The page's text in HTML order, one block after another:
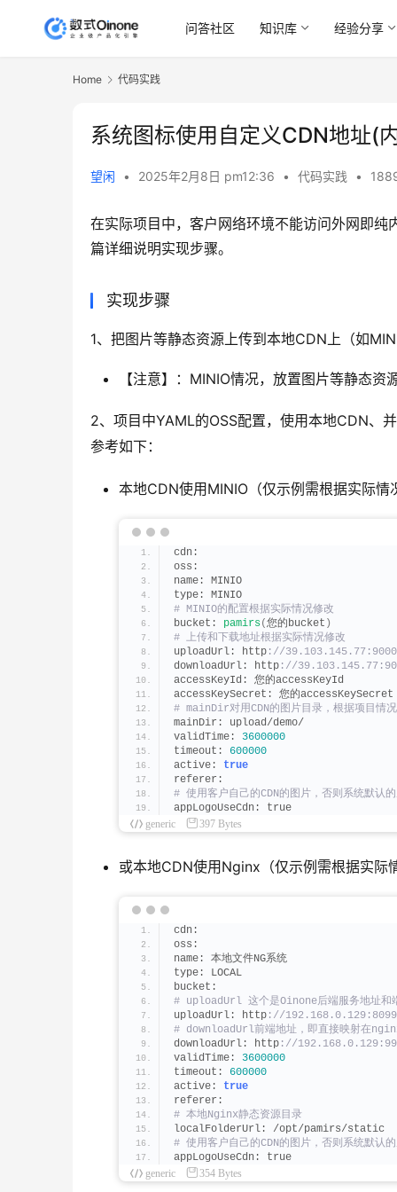
问答社区 知识库 经验分享
Home 代码实践
系统图标使用自定义CDN地址(
望闲 • 2025年2月8日 pm12:36 • 代码实践 •
在实际项目中，客户网络环境不能访问外网即
篇详细说明实现步骤。
实现步骤
1、把图片等静态资源上传到本地CDN上（如
【注意】：MINIO情况，放置图片等静态资
2、项目中YAML的OSS配置，使用本地CDN、
参考如下：
本地CDN使用MINIO（仅示例需根据实际情
cdn:
oss:
name: MINIO
type: MINIO
# MINIO的配置根据实际情况修改
bucket: pamirs(您的bucket )
# 上传和下载地址根据实际情况修改
uploadUrl: http ://39.103.145.77:9000
downloadUrl: http ://
accessKeyId: 您的accessKeyId
accessKeySecret: 您的accessKeySecret
# mainDir对用CDN的图片目录，根据项目情
mainDir: upload/demo/
validTime: 3600000
timeout: 600000
active: true
referer:
# 使用客户自己的CDN的图片，否则系统默认
appLogoUseCdn: true
generic
397 Bytes
或本地CDN使用Nginx（仅示例需根据实际
cdn:
oss:
name: 本地文件NG系统
type: LOCAL
bucket:
# uploadUrl 这个是Oinone后端服务地址和
uploadUrl: http ://192.168.0.129:8099
# downloadUrl前端地址，即直接映射在
downloadUrl: http ://
validTime: 3600000
timeout: 600000
active: true
referer:
# 本地Nginx静态资源目录
localFolderUrl: /opt/pamirs/static
# 使用客户自己的CDN的图片，否则系统默认
appLogoUseCdn: true
generic
354 Bytes